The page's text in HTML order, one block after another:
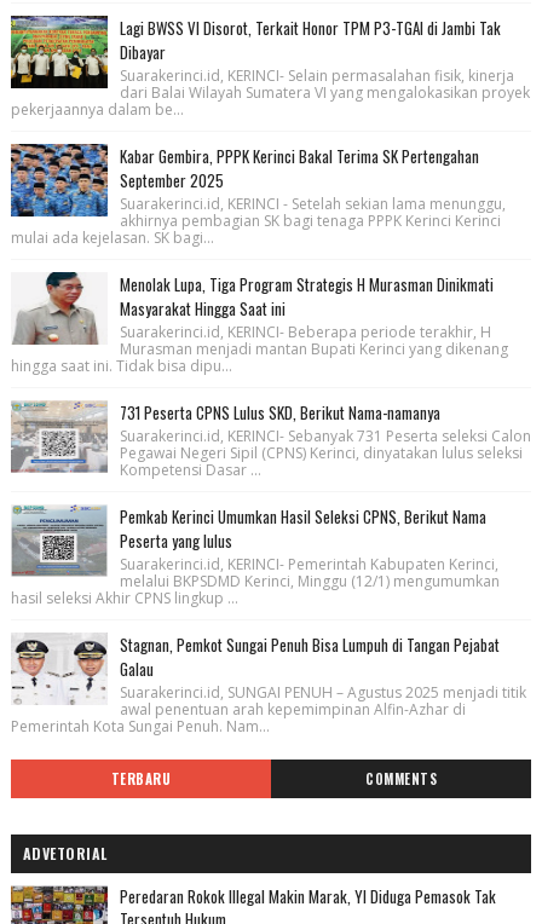
Lagi BWSS VI Disorot, Terkait Honor TPM P3-TGAI di Jambi Tak
Dibayar
Suarakerinci.id, KERINCI- Selain permasalahan fisik, kinerja
dari Balai Wilayah Sumatera VI yang mengalokasikan proyek
pekerjaannya dalam be...
Kabar Gembira, PPPK Kerinci Bakal Terima SK Pertengahan
September 2025
Suarakerinci.id, KERINCI - Setelah sekian lama menunggu,
akhirnya pembagian SK bagi tenaga PPPK Kerinci Kerinci
mulai ada kejelasan. SK bagi...
Menolak Lupa, Tiga Program Strategis H Murasman Dinikmati
Masyarakat Hingga Saat ini
Suarakerinci.id, KERINCI- Beberapa periode terakhir, H
Murasman menjadi mantan Bupati Kerinci yang dikenang
hingga saat ini. Tidak bisa dipu...
731 Peserta CPNS Lulus SKD, Berikut Nama-namanya
Suarakerinci.id, KERINCI- Sebanyak 731 Peserta seleksi Calon
Pegawai Negeri Sipil (CPNS) Kerinci, dinyatakan lulus seleksi
Kompetensi Dasar ...
Pemkab Kerinci Umumkan Hasil Seleksi CPNS, Berikut Nama
Peserta yang lulus
Suarakerinci.id, KERINCI- Pemerintah Kabupaten Kerinci,
melalui BKPSDMD Kerinci, Minggu (12/1) mengumumkan
hasil seleksi Akhir CPNS lingkup ...
Stagnan, Pemkot Sungai Penuh Bisa Lumpuh di Tangan Pejabat
Galau
Suarakerinci.id, SUNGAI PENUH – Agustus 2025 menjadi titik
awal penentuan arah kepemimpinan Alfin-Azhar di
Pemerintah Kota Sungai Penuh. Nam...
TERBARU COMMENTS
ADVETORIAL
Peredaran Rokok Illegal Makin Marak, YI Diduga Pemasok Tak